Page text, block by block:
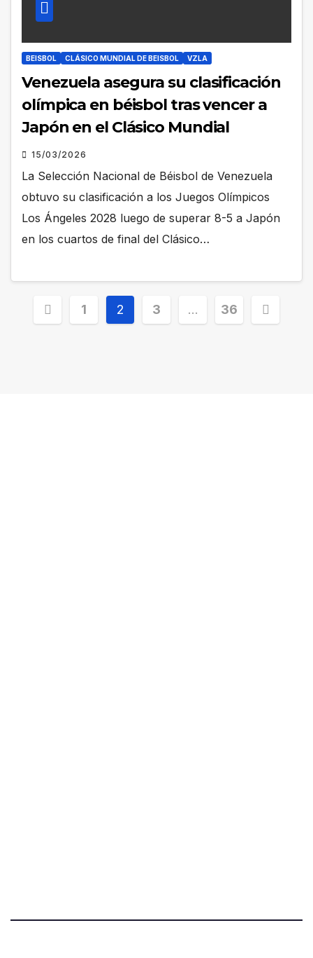
BEISBOL CLÁSICO MUNDIAL DE BEISBOL VZLA
Venezuela asegura su clasificación
olímpica en béisbol tras vencer a
Japón en el Clásico Mundial
15/03/2026
La Selección Nacional de Béisbol de Venezuela
obtuvo su clasificación a los Juegos Olímpicos
Los Ángeles 2028 luego de superar 8-5 a Japón
en los cuartos de final del Clásico…
Posts
1 2 3 … 36